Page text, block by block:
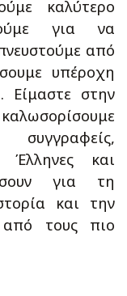
καλύτερο
για να
από
υπέροχη
Είμαστε στην
Έλληνες και
για τη
και την
από τους πιο